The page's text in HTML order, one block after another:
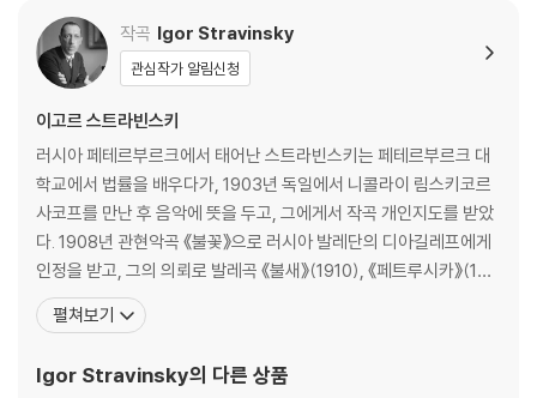
작곡 Igor Stravinsky
관심작가 알림신청
이고르 스트라빈스키
러시아 페테르부르크에서 태어난 스트라빈스키는 페테르부르크 대
학교에서 법률을 배우다가, 1903년 독일에서 니콜라이 림스키코르
사코프를 만난 후 음악에 뜻을 두고, 그에게서 작곡 개인지도를 받았
다. 1908년 관현악곡 《불꽃》으로 러시아 발레단의 디아길레프에게
인정을 받고, 그의 의뢰로 발레곡 《불새》(1910), 《페트루시카》(191
1)를 작곡하여 성공을 거둠으로써 작곡가로서의 지위를 확립하였다.
1913년 발표한 《봄의 제전》으로 파리악단에서 찬반 양론의 소동이
었고, 그의 대표작이 되었다. 러시아 혁명
펼쳐보기
Igor Stravinsky의 다른 상품